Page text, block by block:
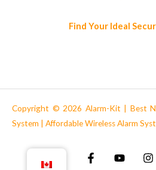
Find Your Ideal
Copyright © 2026 Alarm-Kit | Best
System | Affordable Wireless Alarm